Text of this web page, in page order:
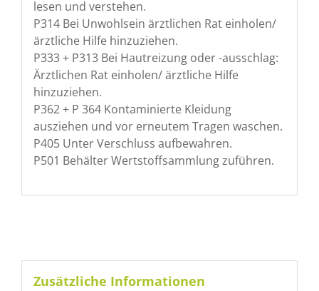
lesen und verstehen.
P314 Bei Unwohlsein ärztlichen Rat einholen/
ärztliche Hilfe hinzuziehen.
P333 + P313 Bei Hautreizung oder -ausschlag:
Ärztlichen Rat einholen/ ärztliche Hilfe
hinzuziehen.
P362 + P 364 Kontaminierte Kleidung
ausziehen und vor erneutem Tragen waschen.
P405 Unter Verschluss aufbewahren.
P501 Behälter Wertstoffsammlung zuführen.
Zusätzliche Informationen